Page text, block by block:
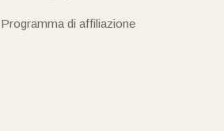
Programma di affiliazione